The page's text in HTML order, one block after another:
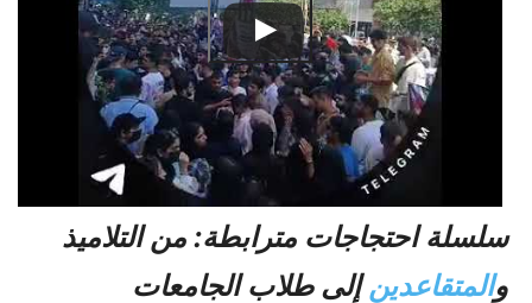
سلسلة احتجاجات مترابطة: من التلاميذ
والمتقاعدينإلى طلاب الجامعات